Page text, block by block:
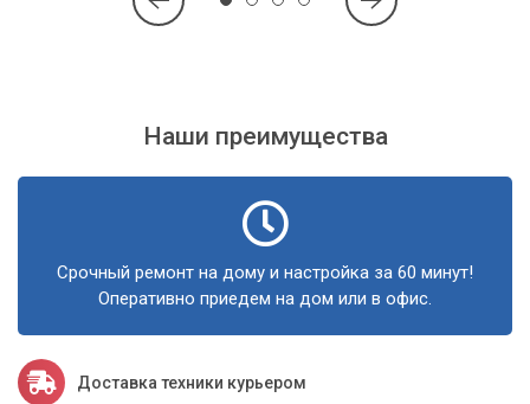
вашим надежным проводником в мир компьютерных
Наши преимущества
Срочный ремонт на дому и настройка за 60 минут!
Оперативно приедем на дом или в офис.
Доставка техники курьером